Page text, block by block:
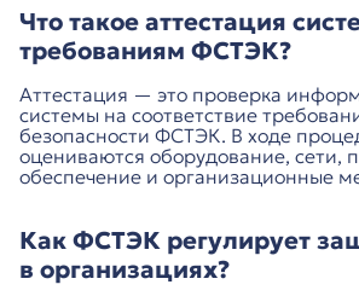
Что такое аттестация
требованиям ФСТЭК?
Аттестация — это проверка
системы на соответствие
безопасности ФСТЭК. В ходе
оцениваются оборудование, сети,
обеспечение и организационные
Как ФСТЭК регулирует
в организациях?